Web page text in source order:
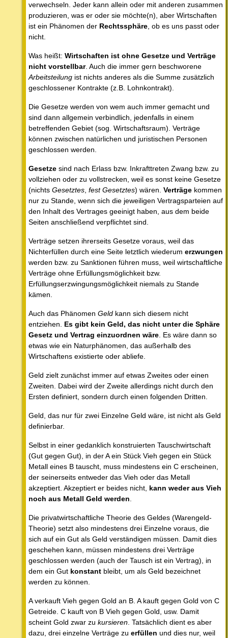
verwechseln. Jeder kann allein oder mit anderen zusammen
produzieren, was er oder sie möchte(n), aber Wirtschaften
ist ein Phänomen der Rechtssphäre, ob es uns passt oder
nicht.
Was heißt: Wirtschaften ist ohne Gesetze und Verträge
nicht vorstellbar. Auch die immer gern beschworene
Arbeitsteilung ist nichts anderes als die Summe zusätzlich
geschlossener Kontrakte (z.B. Lohnkontrakt).
Die Gesetze werden von wem auch immer gemacht und
sind dann allgemein verbindlich, jedenfalls in einem
betreffenden Gebiet (sog. Wirtschaftsraum). Verträge
können zwischen natürlichen und juristischen Personen
geschlossen werden.
Gesetze sind nach Erlass bzw. Inkrafttreten Zwang bzw. zu
vollziehen oder zu vollstrecken, weil es sonst keine Gesetze
(nichts Gesetztes, fest Gesetztes) wären. Verträge kommen
nur zu Stande, wenn sich die jeweiligen Vertragsparteien auf
den Inhalt des Vertrages geeinigt haben, aus dem beide
Seiten anschließend verpflichtet sind.
Verträge setzen ihrerseits Gesetze voraus, weil das
Nichterfüllen durch eine Seite letztlich wiederum erzwungen
werden bzw. zu Sanktionen führen muss, weil wirtschaftliche
Verträge ohne Erfüllungsmöglichkeit bzw.
Erfüllungserzwingungsmöglichkeit niemals zu Stande
kämen.
Auch das Phänomen Geld kann sich diesem nicht
entziehen. Es gibt kein Geld, das nicht unter die Sphäre
Gesetz und Vertrag einzuordnen wäre. Es wäre dann so
etwas wie ein Naturphänomen, das außerhalb des
Wirtschaftens existierte oder abliefe.
Geld zielt zunächst immer auf etwas Zweites oder einen
Zweiten. Dabei wird der Zweite allerdings nicht durch den
Ersten definiert, sondern durch einen folgenden Dritten.
Geld, das nur für zwei Einzelne Geld wäre, ist nicht als Geld
definierbar.
Selbst in einer gedanklich konstruierten Tauschwirtschaft
(Gut gegen Gut), in der A ein Stück Vieh gegen ein Stück
Metall eines B tauscht, muss mindestens ein C erscheinen,
der seinerseits entweder das Vieh oder das Metall
akzeptiert. Akzeptiert er beides nicht, kann weder aus Vieh
noch aus Metall Geld werden.
Die privatwirtschaftliche Theorie des Geldes (Warengeld-
Theorie) setzt also mindestens drei Einzelne voraus, die
sich auf ein Gut als Geld verständigen müssen. Damit dies
geschehen kann, müssen mindestens drei Verträge
geschlossen werden (auch der Tausch ist ein Vertrag), in
dem ein Gut konstant bleibt, um als Geld bezeichnet
werden zu können.
A verkauft Vieh gegen Gold an B. A kauft gegen Gold von C
Getreide. C kauft von B Vieh gegen Gold, usw. Damit
scheint Gold zwar zu kursieren. Tatsächlich dient es aber
dazu, drei einzelne Verträge zu erfüllen und dies nur, weil